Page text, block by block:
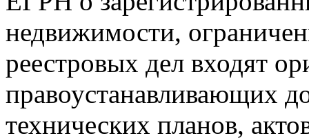
недвижимости,
реестровых дел входят
правоустанавливающих
технических планов,